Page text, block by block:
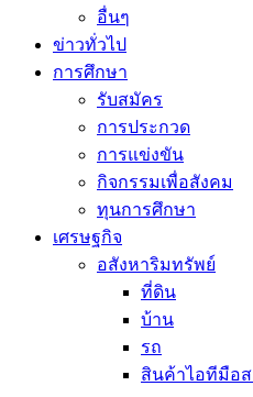
อื่นๆ
ข่าวทั่วไป
การศึกษา
รับสมัคร
การประกวด
การแข่งขัน
กิจกรรมเพื่อสังคม
ทุนการศึกษา
เศรษฐกิจ
อสังหาริมทรัพย์
ที่ดิน
บ้าน
รถ
สินค้าไอทีมือส